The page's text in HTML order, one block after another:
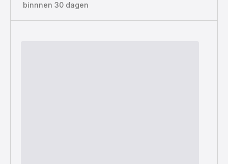
binnnen 30 dagen